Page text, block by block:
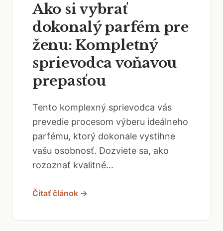
Ako si vybrať
dokonalý parfém pre
ženu: Kompletný
sprievodca voňavou
prepasťou
Tento komplexný sprievodca vás
prevedie procesom výberu ideálneho
parfému, ktorý dokonale vystihne
vašu osobnosť. Dozviete sa, ako
rozoznať kvalitné...
Čítať článok →